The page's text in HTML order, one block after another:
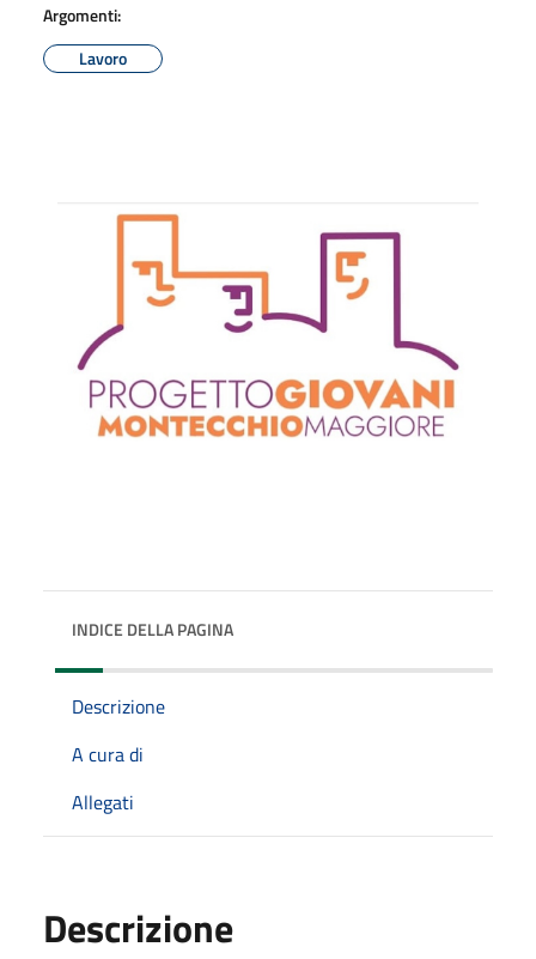
Argomenti:
Lavoro
INDICE DELLA PAGINA
Descrizione
A cura di
Allegati
Descrizione